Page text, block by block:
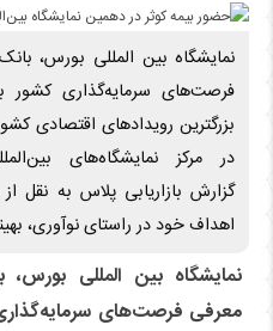
نمایشگاه بین المللی بورس،
فرصت‌های سرمایه‌گذاری
بزرگترین رویداد‌های اقتصادی
در مرکز نمایشگاه‌های
گزارش بازاریابی پلاس به نقل
اهداف خود در راستای نوآوری،
نمایشگاه بین المللی
معرفی فرصت‌های